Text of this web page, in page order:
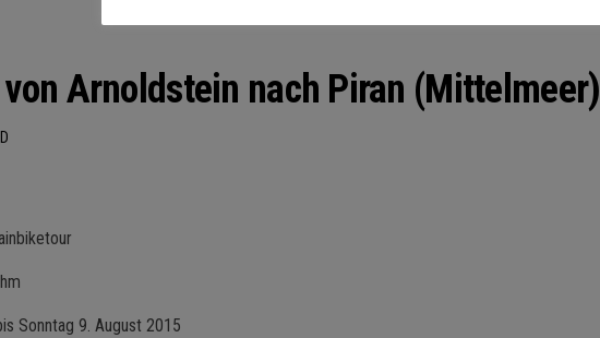
Arnoldstein nach Piran (Mittelmeer)
Sonntag 9. August 2015